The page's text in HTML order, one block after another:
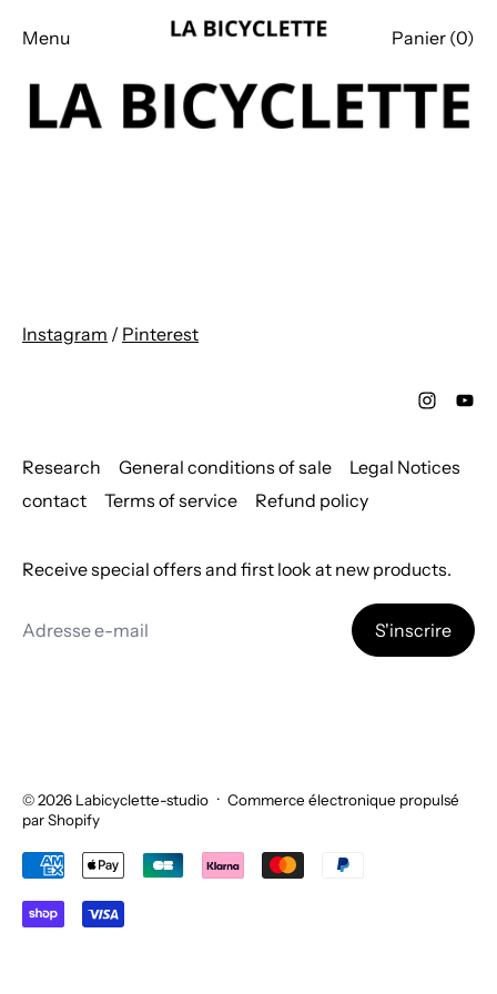
Menu Panier (0)
Instagram / Pinterest
Research General conditions of sale
Legal Notices
contact
Terms of service Refund policy
Receive special offers and first look at new products.
S'inscrire
© 2026 Labicyclette-studio · Commerce électronique propulsé
par Shopify
Méthodes de paiement acceptées